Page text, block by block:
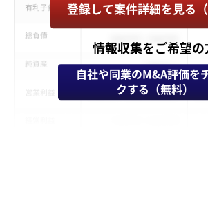
登録して案件詳細を見る（
情報収集をご希望の
自社や同業のM&A評価を
クする（無料）